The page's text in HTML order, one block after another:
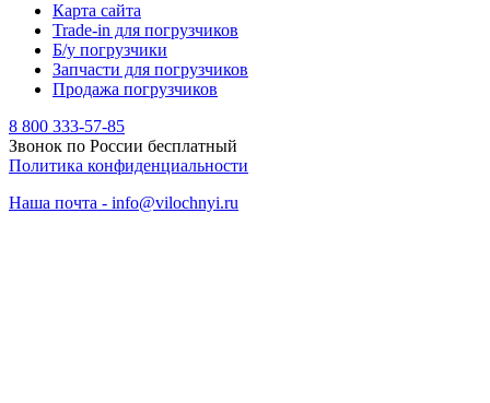
Карта сайта
Trade-in для погрузчиков
Б/у погрузчики
Запчасти для погрузчиков
Продажа погрузчиков
8 800 333-57-85
Звонок по России бесплатный
Политика конфиденциальности
Наша почта - info@vilochnyi.ru